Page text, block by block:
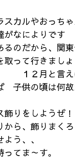
スカルやおっち
がなによりです
るのだから、関
って行きましょ
１２月と言え
子供の頃は何故
りをしようぜ！
から、飾りまく
う、、
てま～す。